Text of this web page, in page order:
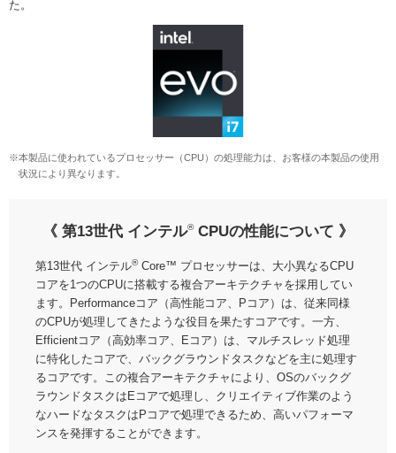
た。
※本製品に使われているプロセッサー（CPU）の処理能力は、お客様の本製品の使用
状況により異なります。
《 第13世代 インテル®CPUの性能について 》
第13世代 インテル®Core™ プロセッサーは、大小異なるCPU
コアを1つのCPUに搭載する複合アーキテクチャを採用してい
ます。Performanceコア（高性能コア、Pコア）は、従来同様
のCPUが処理してきたような役目を果たすコアです。一方、
Efficientコア（高効率コア、Eコア）は、マルチスレッド処理
に特化したコアで、バックグラウンドタスクなどを主に処理す
るコアです。この複合アーキテクチャにより、OSのバックグ
ラウンドタスクはEコアで処理し、クリエイティブ作業のよう
なハードなタスクはPコアで処理できるため、高いパフォーマ
ンスを発揮することができます。